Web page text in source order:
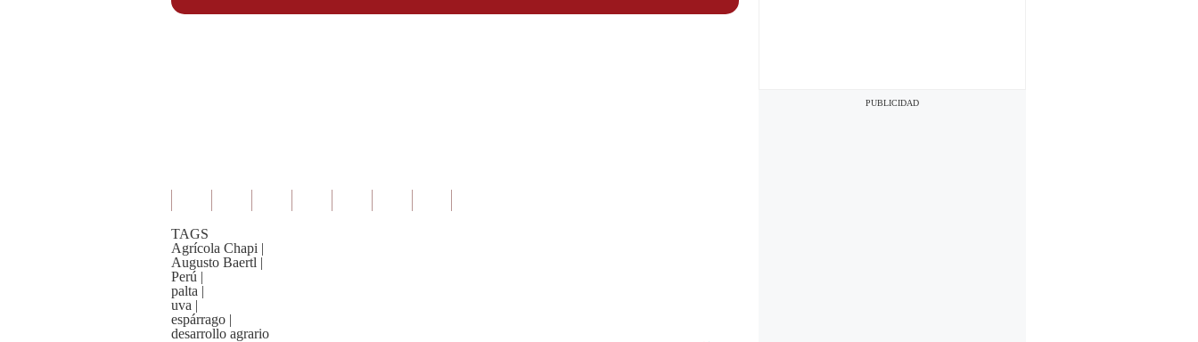
TAGS
Agrícola Chapi |
Augusto Baertl |
Perú |
palta |
uva |
espárrago |
desarrollo agrario